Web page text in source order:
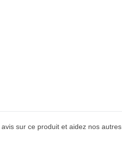
sur ce produit et aidez nos autres